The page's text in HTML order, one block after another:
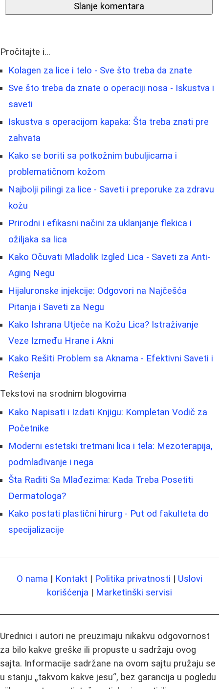
Slanje komentara
Pročitajte i...
Kolagen za lice i telo - Sve što treba da znate
Sve što treba da znate o operaciji nosa - Iskustva i
saveti
Iskustva s operacijom kapaka: Šta treba znati pre
zahvata
Kako se boriti sa potkožnim bubuljicama i
problematičnom kožom
Najbolji pilingi za lice - Saveti i preporuke za zdravu
kožu
Prirodni i efikasni načini za uklanjanje flekica i
ožiljaka sa lica
Kako Očuvati Mladolik Izgled Lica - Saveti za Anti-
Aging Negu
Hijaluronske injekcije: Odgovori na Najčešća
Pitanja i Saveti za Negu
Kako Ishrana Utječe na Kožu Lica? Istraživanje
Veze Između Hrane i Akni
Kako Rešiti Problem sa Aknama - Efektivni Saveti i
Rešenja
Tekstovi na srodnim blogovima
Kako Napisati i Izdati Knjigu: Kompletan Vodič za
Početnike
Moderni estetski tretmani lica i tela: Mezoterapija,
podmlađivanje i nega
Šta Raditi Sa Mlađezima: Kada Treba Posetiti
Dermatologa?
Kako postati plastični hirurg - Put od fakulteta do
specijalizacije
O nama | Kontakt | Politika privatnosti | Uslovi
korišćenja | Marketinški servisi
Urednici i autori ne preuzimaju nikakvu odgovornost
za bilo kakve greške ili propuste u sadržaju ovog
sajta. Informacije sadržane na ovom sajtu pružaju se
u stanju „takvom kakve jesu“, bez garancija u pogledu